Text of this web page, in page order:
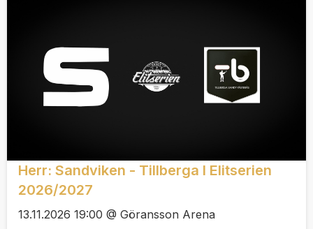
Herr: Sandviken - Tillberga I Elitserien
2026/2027
13.11.2026 19:00 @ Göransson Arena